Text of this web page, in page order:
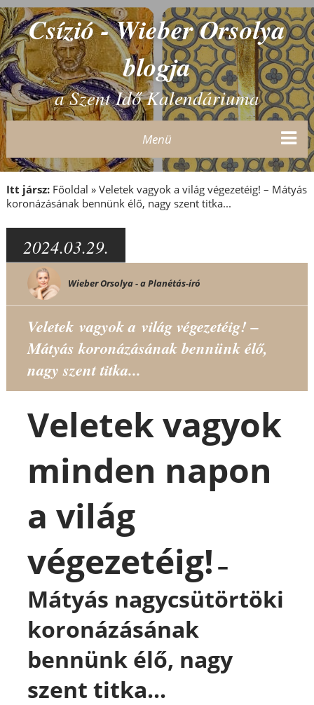
Csízió - Wieber Orsolya
blogja
a Szent Idő Kalendáriuma
Menü
Itt jársz: Főoldal » Veletek vagyok a világ végezetéig! – Mátyás
koronázásának bennünk élő, nagy szent titka...
2024.03.29.
Wieber Orsolya - a Planétás-író
Veletek vagyok a világ végezetéig! –
Mátyás koronázásának bennünk élő,
nagy szent titka...
Veletekvagyok
minden napon
a világ
végezetéig! –
Mátyás nagycsütörtöki
koronázásának
bennünk élő, nagy
szent titka...